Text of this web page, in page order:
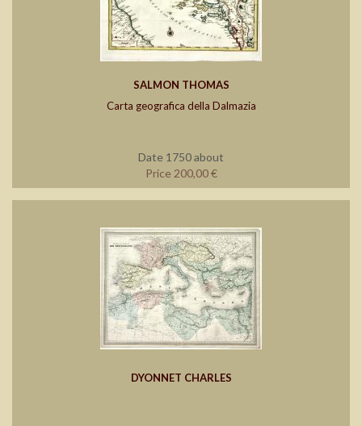
SALMON THOMAS
Carta geografica della Dalmazia
Date 1750 about
Price 200,00 €
DYONNET CHARLES